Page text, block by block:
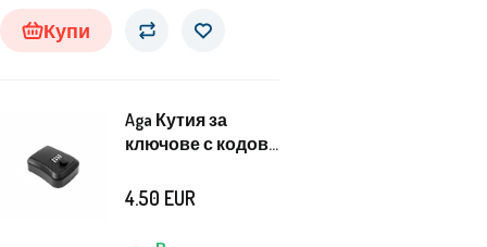
удобството навсякъде и по всяко
време.
Купи
Aga Кутия за
ключове с кодова
11,5x9,5x3,6 см
4.50 EUR